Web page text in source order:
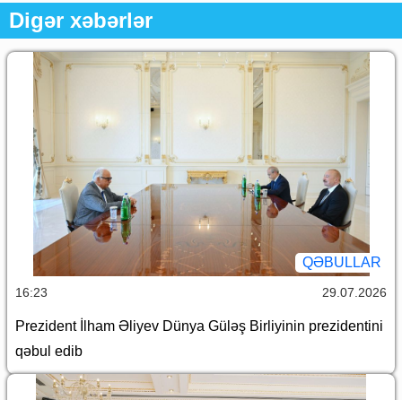
Digər xəbərlər
QƏBULLAR
16:23 29.07.2026
Prezident İlham Əliyev Dünya Güləş Birliyinin prezidentini
qəbul edib